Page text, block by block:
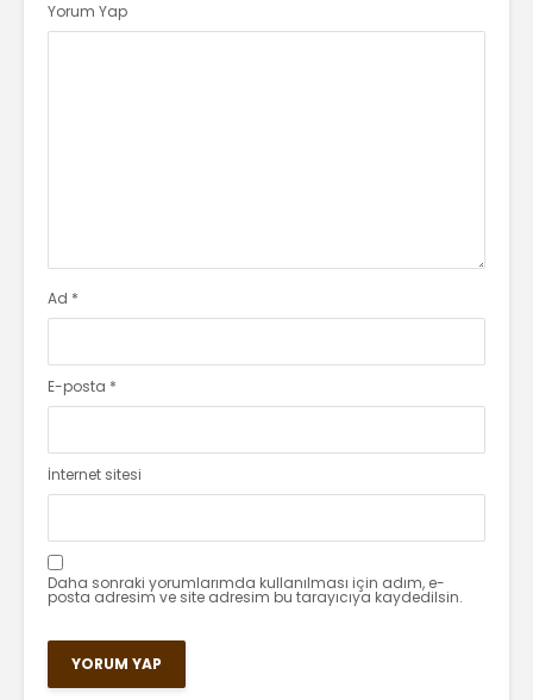
Yorum Yap
Ad *
E-posta *
İnternet sitesi
Daha sonraki yorumlarımda kullanılması için adım, e-
posta adresim ve site adresim bu tarayıcıya kaydedilsin.